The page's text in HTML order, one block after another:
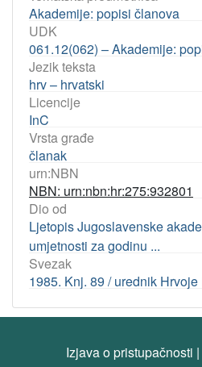
Akademije: popisi članova
UDK
061.12(062) – Akademije:
Jezik teksta
hrv – hrvatski
Licencije
InC
Vrsta građe
članak
urn:NBN
NBN: urn:nbn:hr:275:932801
Dio od
Ljetopis Jugoslavenske
umjetnosti za godinu ...
Svezak
1985. Knj. 89 / urednik Hrvoje
Izjava o pristupačnosti |